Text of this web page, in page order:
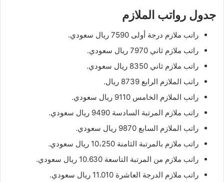
جدول رواتب الملازم
راتب ملازم درجة أولى 7590 ريال سعودي.
راتب ملازم ثاني 7970 ريال سعودي.
راتب ملازم ثاني 8350 ريال سعودي.
راتب الملازم الرابع 8739 ريال.
راتب الملازم الخامس 9110 ريال سعودي.
راتب ملازم المرتبة السادسة 9490 ريال سعودي.
راتب الملازم السابع 9870 ريال سعودي.
راتب ملازم بالمرتبة الثامنة 10،250 ريال سعودي.
راتب ملازم من المرتبة التاسعة 10.630 ريال سعودي.
راتب ملازم الدرجة العاشرة 11.010 ريال سعودي.